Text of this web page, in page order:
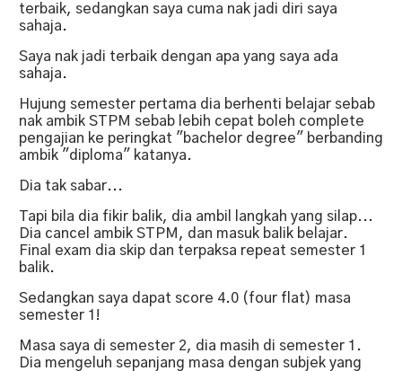
terbaik, sedangkan saya cuma nak jadi diri saya
sahaja.
Saya nak jadi terbaik dengan apa yang saya ada
sahaja.
Hujung semester pertama dia berhenti belajar sebab
nak ambik STPM sebab lebih cepat boleh complete
pengajian ke peringkat "bachelor degree" berbanding
ambik "diploma" katanya.
Dia tak sabar...
Tapi bila dia fikir balik, dia ambil langkah yang silap...
Dia cancel ambik STPM, dan masuk balik belajar.
Final exam dia skip dan terpaksa repeat semester 1
balik.
Sedangkan saya dapat score 4.0 (four flat) masa
semester 1!
Masa saya di semester 2, dia masih di semester 1.
Dia mengeluh sepanjang masa dengan subjek yang